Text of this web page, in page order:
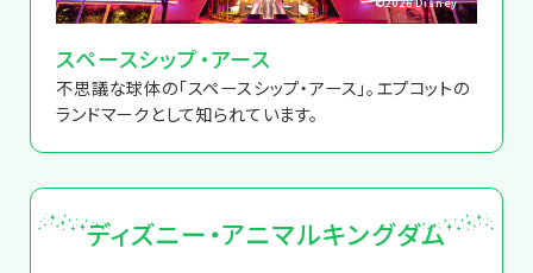
スペースシップ・アース
不思議な球体の「スペースシップ・アース」。エプコットの
ランドマークとして知られています。
ディズニー・アニマルキングダム